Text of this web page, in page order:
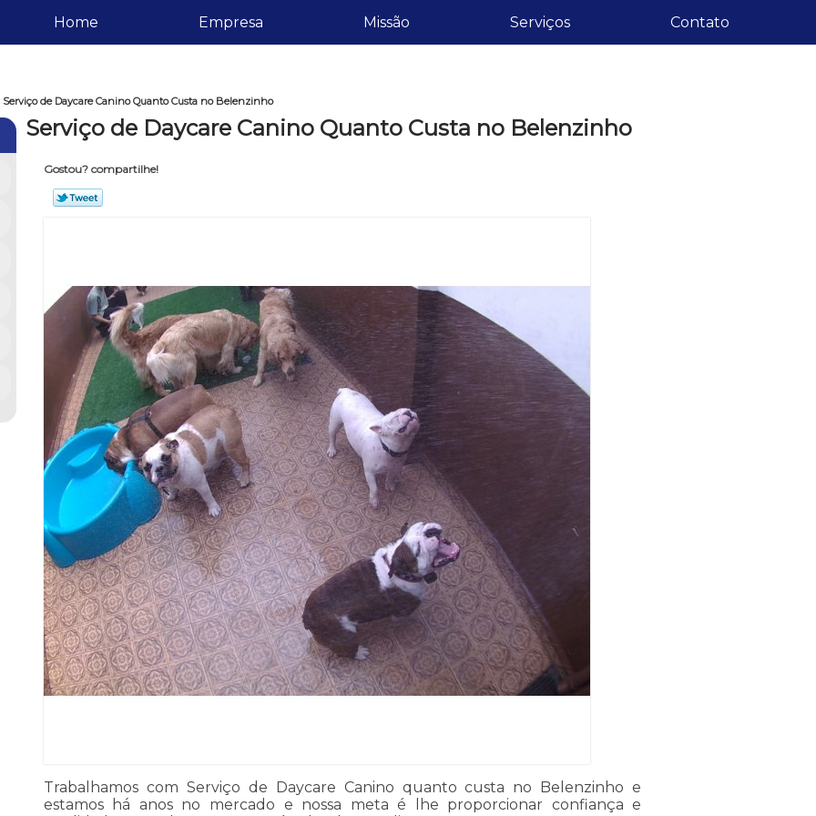
Home Empresa Missão Serviços Contato
Serviço de Daycare Canino Quanto Custa no Belenzinho
Serviço de Daycare Canino Quanto Custa no Belenzinho
Gostou? compartilhe!
Trabalhamos com Serviço de Daycare Canino quanto custa no Belenzinho e
estamos há anos no mercado e nossa meta é lhe proporcionar confiança e